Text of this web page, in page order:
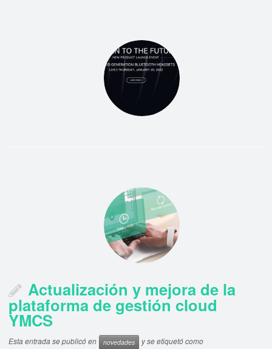
Actualización y mejora de la
plataforma de gestión cloud
YMCS
Esta entrada se publicó en novedades y se etiquetó como